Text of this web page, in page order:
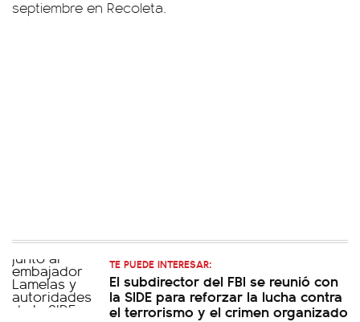
septiembre en Recoleta.
TE PUEDE INTERESAR:
El subdirector del FBI se reunió con
la SIDE para reforzar la lucha contra
el terrorismo y el crimen organizado